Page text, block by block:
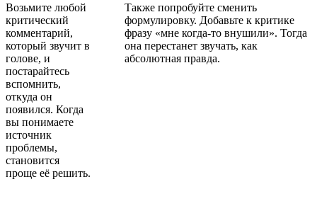
Возьмите любой
критический
комментарий,
который звучит в
голове, и
постарайтесь
вспомнить,
откуда он
появился. Когда
вы понимаете
источник
проблемы,
становится
проще её решить.
Также попробуйте сменить
формулировку. Добавьте к критике
фразу «мне когда-то внушили». Тогда
она перестанет звучать, как
абсолютная правда.